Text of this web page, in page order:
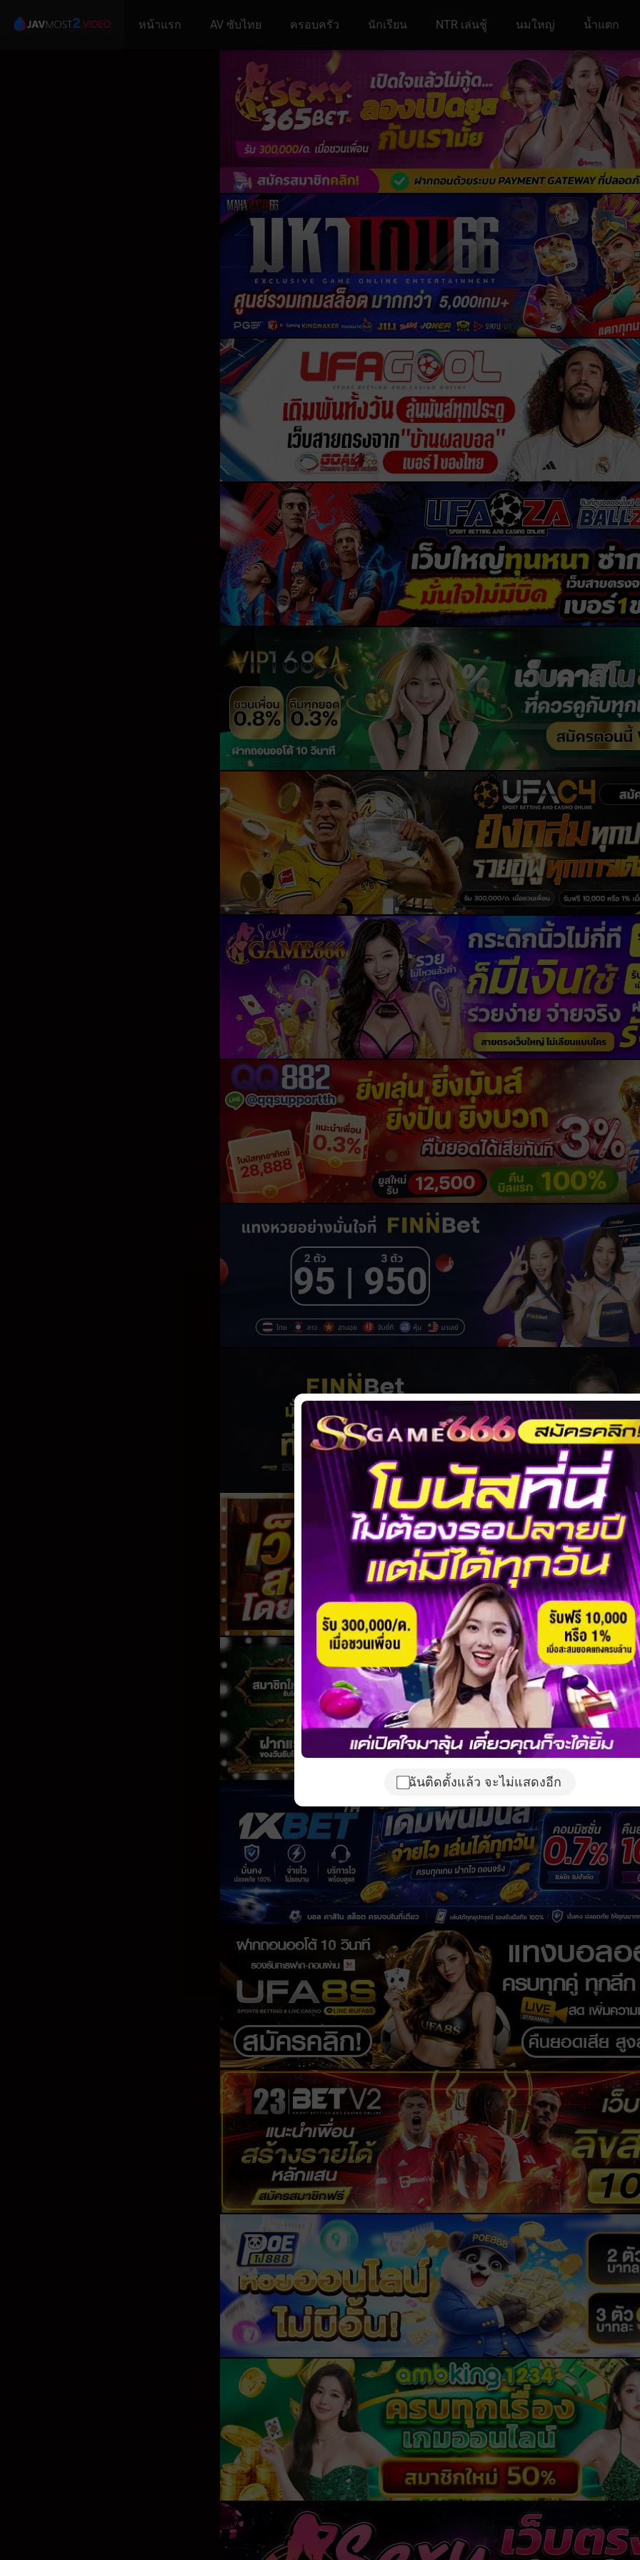
หน้าแรก AV ซับไทย ครอบครัว นักเรียน NTR เล่นชู้ นมใหญ่ น้ำแตก
ฉันติดตั้งแล้ว จะไม่แสดงอีก